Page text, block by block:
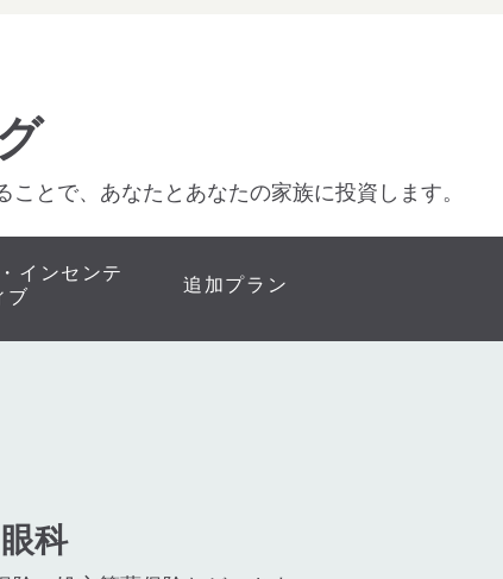
とで、あなたとあなたの家族に投資します。
インセンテ
ブ
追加プラン
科